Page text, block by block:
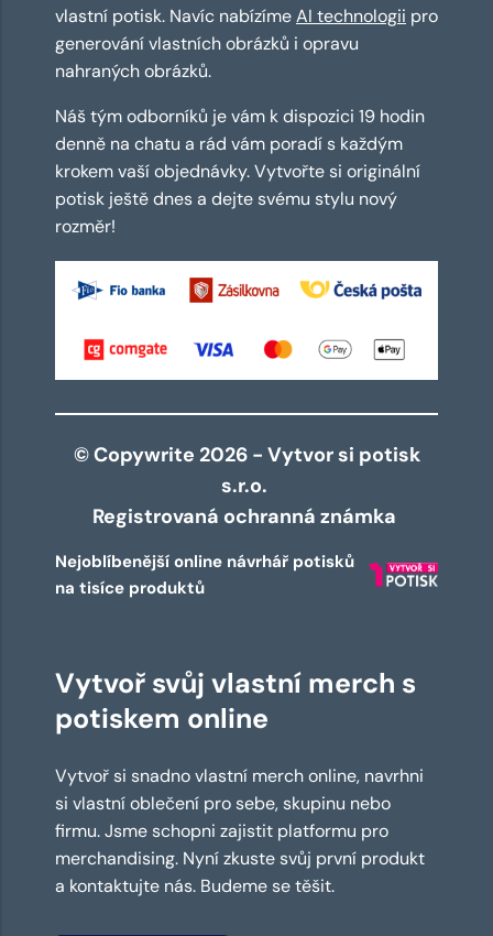
vlastní potisk. Navíc nabízímeAI technologii pro
generování vlastních obrázků i opravu
nahraných obrázků.
Náš tým odborníků je vám k dispozici 19 hodin
denně na chatu a rád vám poradí s každým
krokem vaší objednávky. Vytvořte si originální
potisk ještě dnes a dejte svému stylu nový
rozměr!
© Copywrite 2026 - Vytvor si potisk
s.r.o.
Registrovaná ochranná známka
Nejoblíbenější online návrhář potisků
na tisíce produktů
Vytvoř svůj vlastní merch s
potiskem online
Vytvoř si snadno vlastní merch online, navrhni
si vlastní oblečení pro sebe, skupinu nebo
firmu. Jsme schopni zajistit platformu pro
merchandising. Nyní zkuste svůj první produkt
a kontaktujte nás. Budeme se těšit.